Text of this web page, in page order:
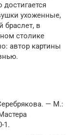
ухоженные,
браслет, в
столике
автор картины
— М.:
1.